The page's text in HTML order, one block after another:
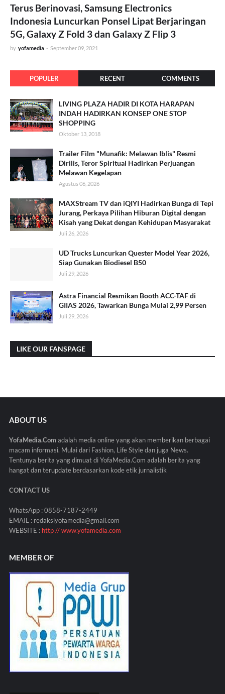
Terus Berinovasi, Samsung Electronics
Indonesia Luncurkan Ponsel Lipat Berjaringan
5G, Galaxy Z Fold 3 dan Galaxy Z Flip 3
by yofamedia - September 09, 2021
POPULER RECENT COMMENTS
LIVING PLAZA HADIR DI KOTA HARAPAN
INDAH HADIRKAN KONSEP ONE STOP
SHOPPING
Oktober 13, 2018
Trailer Film "Munafik: Melawan Iblis" Resmi
Dirilis, Teror Spiritual Hadirkan Perjuangan
Melawan Kegelapan
Agustus 06, 2026
MAXStream TV dan iQIYI Hadirkan Bunga di Tepi
Jurang, Perkaya Pilihan Hiburan Digital dengan
Kisah yang Dekat dengan Kehidupan Masyarakat
Juli 26, 2026
UD Trucks Luncurkan Quester Model Year 2026,
Siap Gunakan Biodiesel B50
Juli 29, 2026
Astra Financial Resmikan Booth ACC-TAF di
GIIAS 2026, Tawarkan Bunga Mulai 2,99 Persen
Juli 29, 2026
LIKE OUR FANSPAGE
ABOUT US
YofaMedia.Comadalah media online yang akan memberikan berbagai
macam informasi. Mulai dari Fashion, Life Style dan juga News.
Tentunya berita yang dimuat di YofaMedia.Com adalah berita yang
hangat dan terupdate berdasarkan kode etik jurnalistik
CONTACT US
WhatsApp : 0858-7187-2449
EMAIL : redaksiyofamedia@gmail.com
WEBSITE : http // www.yofamedia.com
MEMBER OF